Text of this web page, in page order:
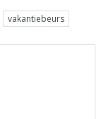
vakantiebeurs